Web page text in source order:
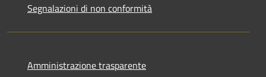
Segnalazioni di non conformità
Amministrazione trasparente